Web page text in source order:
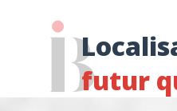
futur